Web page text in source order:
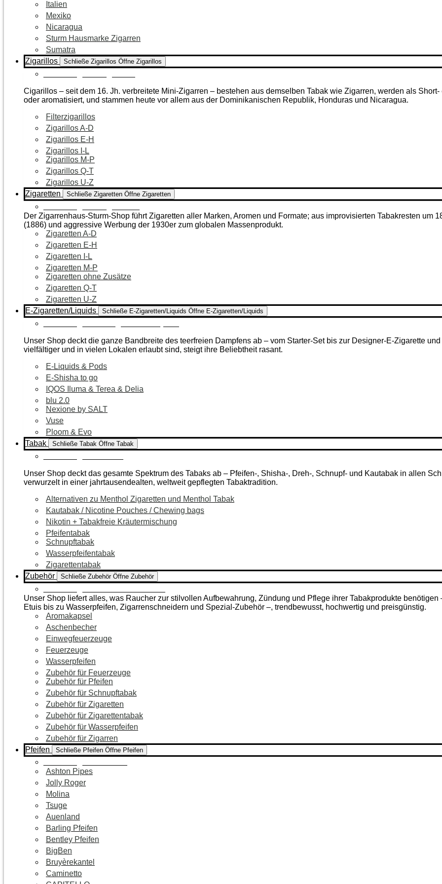
Italien
Mexiko
Nicaragua
Sturm Hausmarke Zigarren
Sumatra
Zigarillos
Schließe Zigarillos Öffne Zigarillos
Cigarillos – seit dem 16. Jh. verbreitete Mini-Zigarren – bestehen aus demselben Tabak wie Zigarren, werden als
oder aromatisiert, und stammen heute vor allem aus der Dominikanischen Republik, Honduras und Nicaragua.
Filterzigarillos
Zigarillos A-D
Zigarillos E-H
Zigarillos I-L
Zigarillos M-P
Zigarillos Q-T
Zigarillos U-Z
Zigaretten
Schließe Zigaretten Öffne Zigaretten
Der Zigarrenhaus-Sturm-Shop führt Zigaretten aller Marken, Aromen und Formate; aus improvisierten Tabakresten um
(1886) und aggressive Werbung der 1930er zum globalen Massenprodukt.
Zigaretten A-D
Zigaretten E-H
Zigaretten I-L
Zigaretten M-P
Zigaretten ohne Zusätze
Zigaretten Q-T
Zigaretten U-Z
E-Zigaretten/Liquids
Schließe E-Zigaretten/Liquids Öffne E-Zigaretten/Liquids
Unser Shop deckt die ganze Bandbreite des teerfreien Dampfens ab – vom Starter-Set bis zur Designer-E-Zigarette
vielfältiger und in vielen Lokalen erlaubt sind, steigt ihre Beliebtheit rasant.
E-Liquids & Pods
E-Shisha to go
IQOS Iluma & Terea & Delia
blu 2.0
Nexione by SALT
Vuse
Ploom & Evo
Tabak
Schließe Tabak Öffne Tabak
Unser Shop deckt das gesamte Spektrum des Tabaks ab – Pfeifen-, Shisha-, Dreh-, Schnupf- und Kautabak in allen
verwurzelt in einer jahrtausendealten, weltweit gepflegten Tabaktradition.
Alternativen zu Menthol Zigaretten und Menthol Tabak
Kautabak / Nicotine Pouches / Chewing bags
Nikotin + Tabakfreie Kräutermischung
Pfeifentabak
Schnupftabak
Wasserpfeifentabak
Zigarettentabak
Zubehör
Schließe Zubehör Öffne Zubehör
Unser Shop liefert alles, was Raucher zur stilvollen Aufbewahrung, Zündung und Pflege ihrer Tabakprodukte
Etuis bis zu Wasserpfeifen, Zigarrenschneidern und Spezial-Zubehör –, trendbewusst, hochwertig und preisgünstig.
Aromakapsel
Aschenbecher
Einwegfeuerzeuge
Feuerzeuge
Wasserpfeifen
Zubehör für Feuerzeuge
Zubehör für Pfeifen
Zubehör für Schnupftabak
Zubehör für Zigaretten
Zubehör für Zigarettentabak
Zubehör für Wasserpfeifen
Zubehör für Zigarren
Pfeifen
Schließe Pfeifen Öffne Pfeifen
Ashton Pipes
Jolly Roger
Molina
Tsuge
Auenland
Barling Pfeifen
Bentley Pfeifen
BigBen
Bruyèrekantel
Caminetto